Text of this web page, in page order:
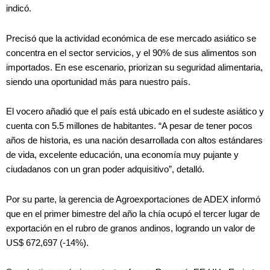
indicó.
Precisó que la actividad económica de ese mercado asiático se
concentra en el sector servicios, y el 90% de sus alimentos son
importados. En ese escenario, priorizan su seguridad alimentaria,
siendo una oportunidad más para nuestro país.
El vocero añadió que el país está ubicado en el sudeste asiático y
cuenta con 5.5 millones de habitantes. “A pesar de tener pocos
años de historia, es una nación desarrollada con altos estándares
de vida, excelente educación, una economía muy pujante y
ciudadanos con un gran poder adquisitivo”, detalló.
Por su parte, la gerencia de Agroexportaciones de ADEX informó
que en el primer bimestre del año la chía ocupó el tercer lugar de
exportación en el rubro de granos andinos, logrando un valor de
US$ 672,697 (-14%).